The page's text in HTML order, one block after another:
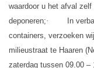
waardoor u het afval
deponeren;·
In
containers, verzoeken
milieustraat te Haaren
zaterdag tussen 09.00 –